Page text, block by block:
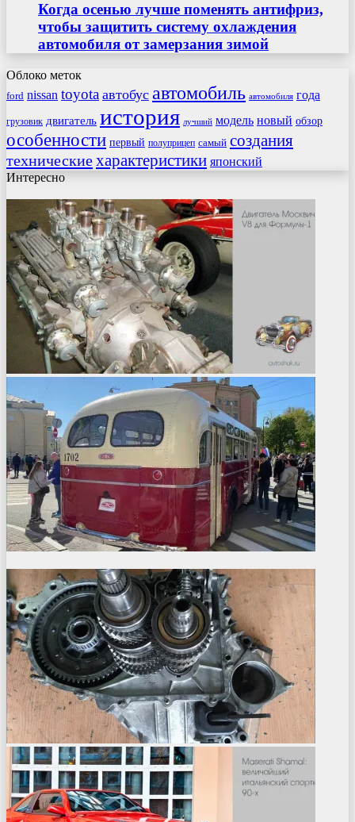
Когда осенью лучше поменять антифриз,
чтобы защитить систему охлаждения
автомобиля от замерзания зимой
Облоко меток
ford nissan toyota автобус автомобиль автомобиля года
грузовик двигатель история лучший модель новый обзор
особенности первый полуприцеп самый создания
техническиехарактеристики японский
Интересно